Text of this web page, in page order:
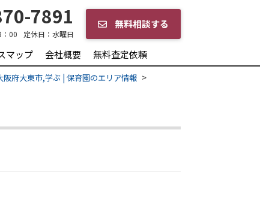
7891
00 定休日： 水曜日
無料相談する
マップ 会社概要 無料査定依頼
阪府大東市,学ぶ | 保育園のエリア情報